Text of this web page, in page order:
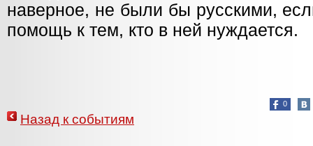
наверное, не были бы русскими,
помощь к тем, кто в ней нуждается.
0
Назад к событиям